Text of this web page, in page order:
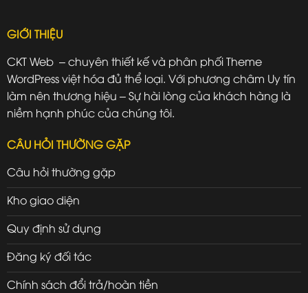
GIỚI THIỆU
CKT Web – chuyên thiết kế và phân phối Theme
WordPress việt hóa đủ thể loại. Với phương châm Uy tín
làm nên thương hiệu – Sự hài lòng của khách hàng là
niềm hạnh phúc của chúng tôi.
CÂU HỎI THƯỜNG GẶP
Câu hỏi thường gặp
Kho giao diện
Quy định sử dụng
Đăng ký đối tác
Chính sách đổi trả/hoàn tiền